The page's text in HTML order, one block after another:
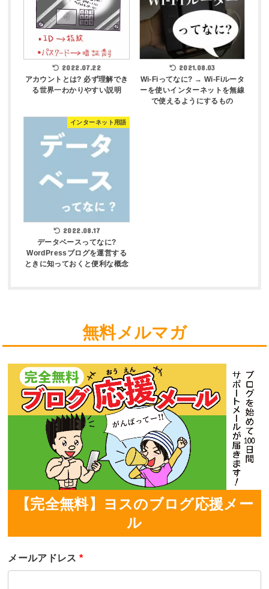
2022.07.22
アカウントとは? 必ず理解でき
る世界一わかりやすい説明
2021.08.03
Wi-Fiってなに? → Wi-Fiルータ
ーを使いインターネットを無線
で使えるようにするもの
インターネット用語
2022.08.17
データベースってなに?
WordPressブログを運営する
ときに知っておくと便利な概念
無料メルマガ
【完全無料】ヨスのブログ応援メー
ル
メールアドレス *